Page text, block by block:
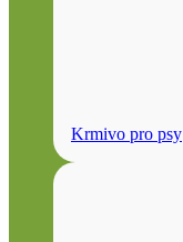
Krmivo pro psy